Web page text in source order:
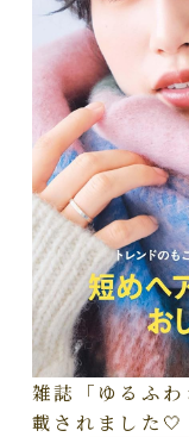
雑誌「ゆるふ
載されました🤍